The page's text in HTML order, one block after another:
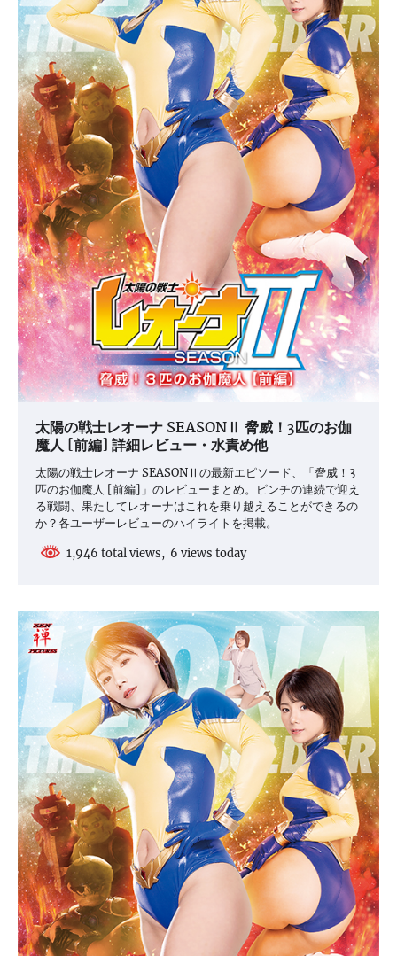
太陽の戦士レオーナ SEASONⅡ 脅威！3匹のお伽
魔人 [前編] 詳細レビュー・水責め他
太陽の戦士レオーナ SEASONⅡの最新エピソード、「脅威！3
匹のお伽魔人 [前編]」のレビューまとめ。ピンチの連続で迎え
る戦闘、果たしてレオーナはこれを乗り越えることができるの
か？各ユーザーレビューのハイライトを掲載。
1,946 total views, 6 views today